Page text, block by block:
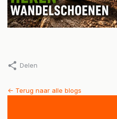
Delen
<- Terug naar alle blogs